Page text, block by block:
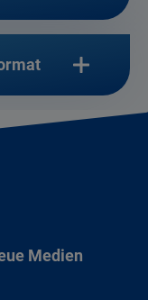
Medien